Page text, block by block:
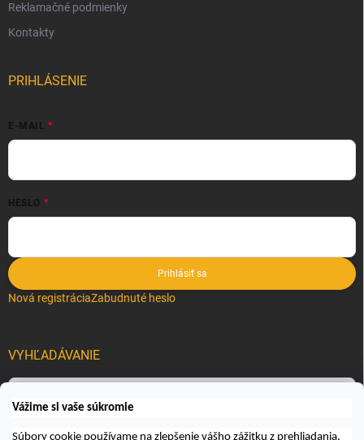
Vážime si vaše súkromie
Súbory cookie používame na zlepšenie vášho zážitku z prehliadania,
Reklamačné podmienky
Kontakty
PRIHLÁSENIE
E-MAIL
HESLO
Prihlásiť sa
Nová registráciaZabudnuté heslo
VYHĽADÁVANIE